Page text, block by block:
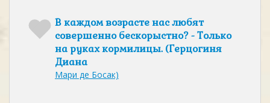
В каждом возрасте нас любят
совершенно бескорыстно? - Только
на руках кормилицы. (Герцогиня
Диана
Мари де Босак)